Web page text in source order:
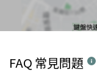
FAQ 常見問題